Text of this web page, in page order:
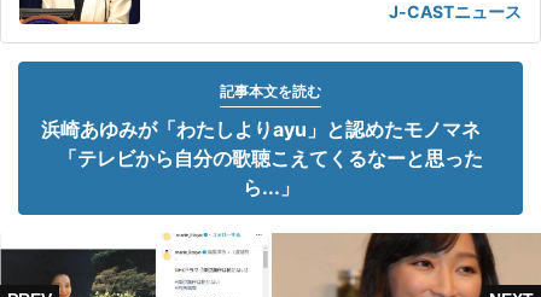
J-CASTニュース
記事本文を読む
浜崎あゆみが「わたしよりayu」と認めたモノマネ
「テレビから自分の歌聴こえてくるなーと思った
ら...」